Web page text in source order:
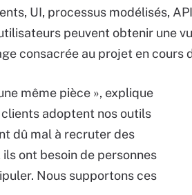
UI, processus modélisés,
peuvent obtenir une
consacrée au projet en cours
même pièce », explique
clients adoptent nos outils
dû mal à recruter des
ont besoin de personnes
Nous supportons ces